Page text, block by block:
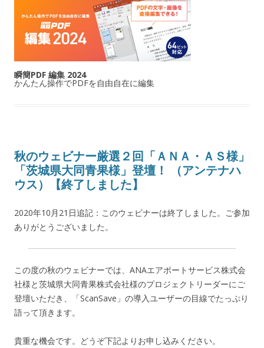
瞬簡PDF 編集 2024
かんたん操作でPDFを自由自在に編集
秋のウェビナー厳選２回「ＡＮＡ・ＡＳ様」
「茨城県大同青果様」登壇！ （アンテナハ
ウス）【終了しました】
2020年10月21日追記：このウェビナーは終了しました。ご参加
ありがとうございました。
この度の秋のウェビナーでは、ANAエアポートサービス株式会
社様と茨城県大同青果株式会社様のプロジェクトリーダーにご
登壇いただき、「ScanSave」の導入ユーザーの目線でたっぷり
語って頂きます。
貴重な機会です。どうぞ下記よりお申し込みください。